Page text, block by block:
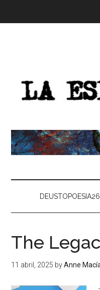
DEUSTOPOESIA26
The
11 abril, 2025 byAnne